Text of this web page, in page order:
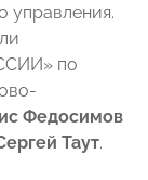
управления.
по
Федосимов
Таут.